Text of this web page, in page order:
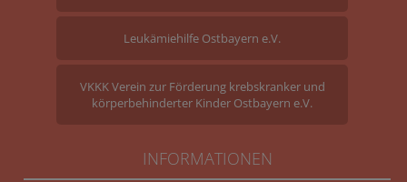
Leukämiehilfe Ostbayern e.V.
VKKK Verein zur Förderung krebskranker und
körperbehinderter Kinder Ostbayern e.V.
INFORMATIONEN